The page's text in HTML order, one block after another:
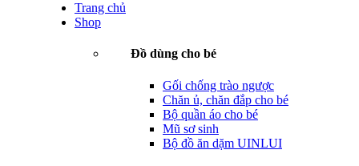
Trang chủ
Shop
Đồ dùng cho bé
Gối chống trào ngược
Chăn ủ, chăn đắp cho bé
Bộ quần áo cho bé
Mũ sơ sinh
Bộ đồ ăn dặm UINLUI